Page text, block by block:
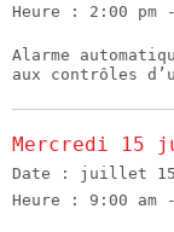
Heure : 2:00 pm
Alarme
aux contrôles
Mercredi 15
Date : juillet
Heure : 9:00 am